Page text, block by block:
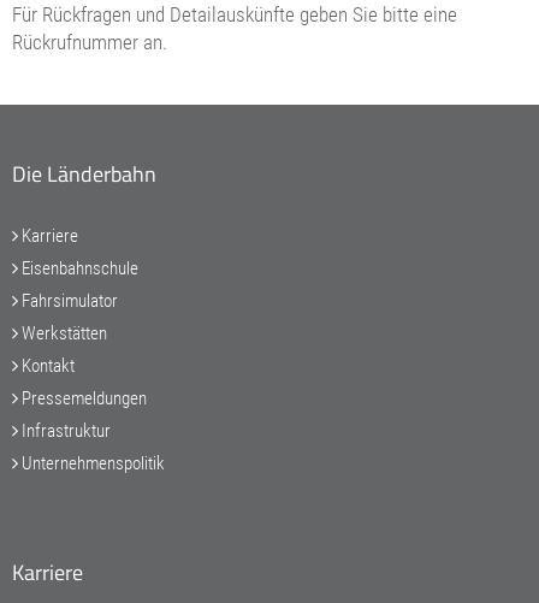
Für Rückfragen und Detailauskünfte geben Sie bitte eine
Rückrufnummer an.
Die Länderbahn
Karriere
Eisenbahnschule
Fahrsimulator
Werkstätten
Kontakt
Pressemeldungen
Infrastruktur
Unternehmenspolitik
Karriere